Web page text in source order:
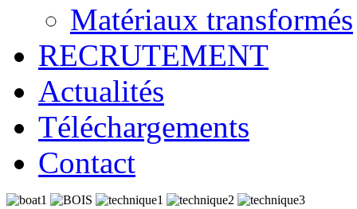
Matériaux transformés
RECRUTEMENT
Actualités
Téléchargements
Contact